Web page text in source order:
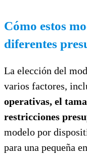
Cómo estos
diferentes
La elección del
varios factores,
operativas, el
restricciones
modelo por
para una pequeña